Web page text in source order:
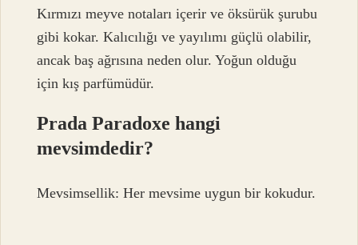
Kırmızı meyve notaları içerir ve öksürük şurubu
gibi kokar. Kalıcılığı ve yayılımı güçlü olabilir,
ancak baş ağrısına neden olur. Yoğun olduğu
için kış parfümüdür.
Prada Paradoxe hangi
mevsimdedir?
Mevsimsellik: Her mevsime uygun bir kokudur.